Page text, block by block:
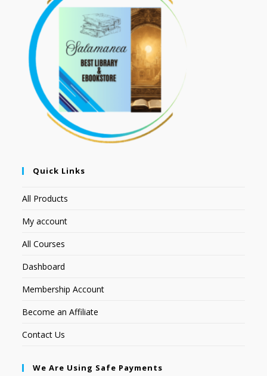
Quick Links
All Products
My account
All Courses
Dashboard
Membership Account
Become an Affiliate
Contact Us
We Are Using Safe Payments